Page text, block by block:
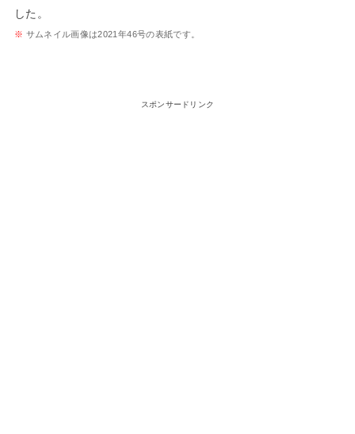
した。
※ サムネイル画像は2021年46号の表紙です。
スポンサードリンク